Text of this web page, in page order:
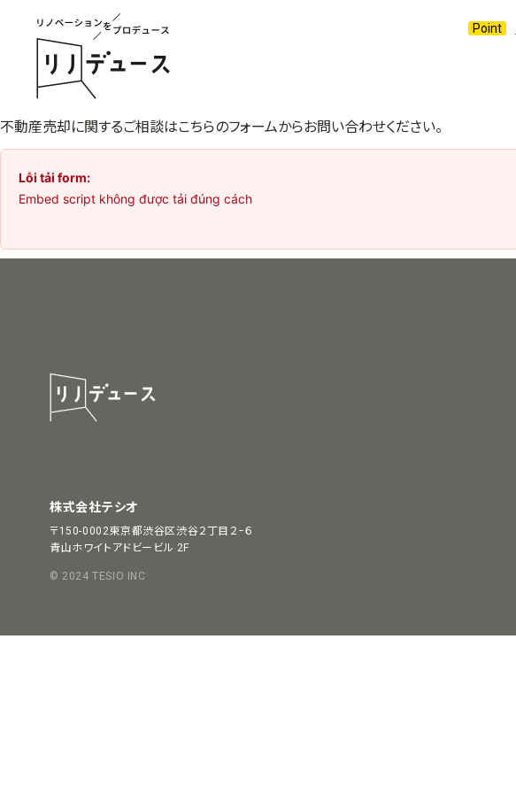
不動産売却に関するご相談はこちらのフォームからお問い合わせください。
Lỗi tải form:
Embed script không được tải đúng cách
株式会社テシオ
〒150-0002東京都渋谷区渋谷２丁目２−６
青山ホワイトアドビービル 2F
© 2024 TESIO INC